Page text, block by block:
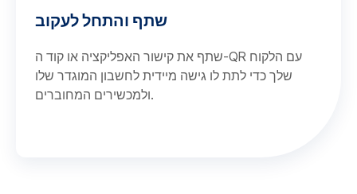
שתף והתחל לעקוב
שתף את קישור האפליקציה או קוד ה-QR עם הלקוח
שלך כדי לתת לו גישה מיידית לחשבון המוגדר שלו
ולמכשירים המחוברים.